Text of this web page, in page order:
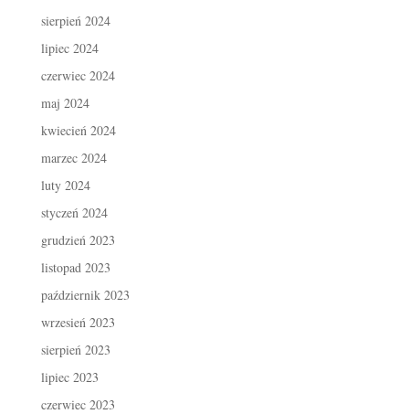
sierpień 2024
lipiec 2024
czerwiec 2024
maj 2024
kwiecień 2024
marzec 2024
luty 2024
styczeń 2024
grudzień 2023
listopad 2023
październik 2023
wrzesień 2023
sierpień 2023
lipiec 2023
czerwiec 2023